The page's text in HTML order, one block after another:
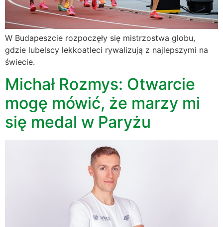
W Budapeszcie rozpoczęły się mistrzostwa globu,
gdzie lubelscy lekkoatleci rywalizują z najlepszymi na
świecie.
Michał Rozmys: Otwarcie
mogę mówić, że marzy mi
się medal w Paryżu